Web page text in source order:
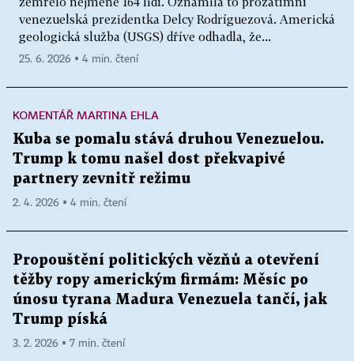
venezuelská prezidentka Delcy Rodríguezová. Americká
geologická služba (USGS) dříve odhadla, že...
25. 6. 2026 ▪ 4 min. čtení
KOMENTÁŘ MARTINA EHLA
Kuba se pomalu stává druhou Venezuelou.
Trump k tomu našel dost překvapivé
partnery zevnitř režimu
2. 4. 2026 ▪ 4 min. čtení
Propouštění politických vězňů a otevření
těžby ropy americkým firmám: Měsíc po
únosu tyrana Madura Venezuela tančí, jak
Trump píská
3. 2. 2026 ▪ 7 min. čtení